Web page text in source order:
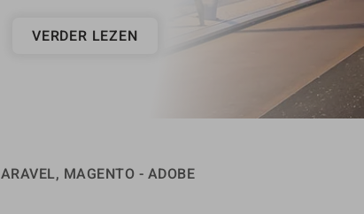
VERDER LEZEN
MAGENTO - ADOBE